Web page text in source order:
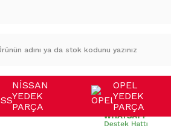
NİSSAN
YEDEK
PARÇA
OPEL
YEDEK
PARÇA